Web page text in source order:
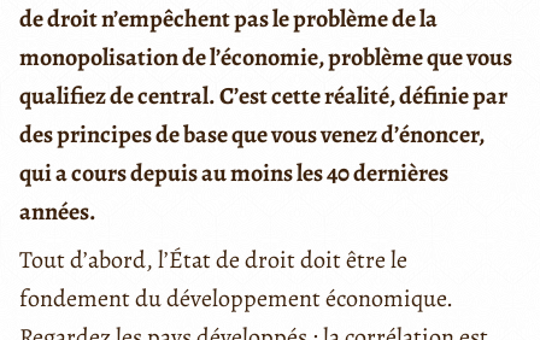
de droit n’empêchent pas le problème de la
monopolisation de l’économie, problème que vous
qualifiez de central. C’est cette réalité, définie par
des principes de base que vous venez d’énoncer,
qui a cours depuis au moins les 40 dernières
années.
Tout d’abord, l’État de droit doit être le
fondement du développement économique.